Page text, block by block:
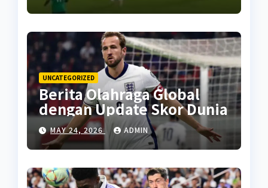
UNCATEGORIZED
Berita Olahraga Global
dengan Update Skor Dunia
MAY 24, 2026 ADMIN